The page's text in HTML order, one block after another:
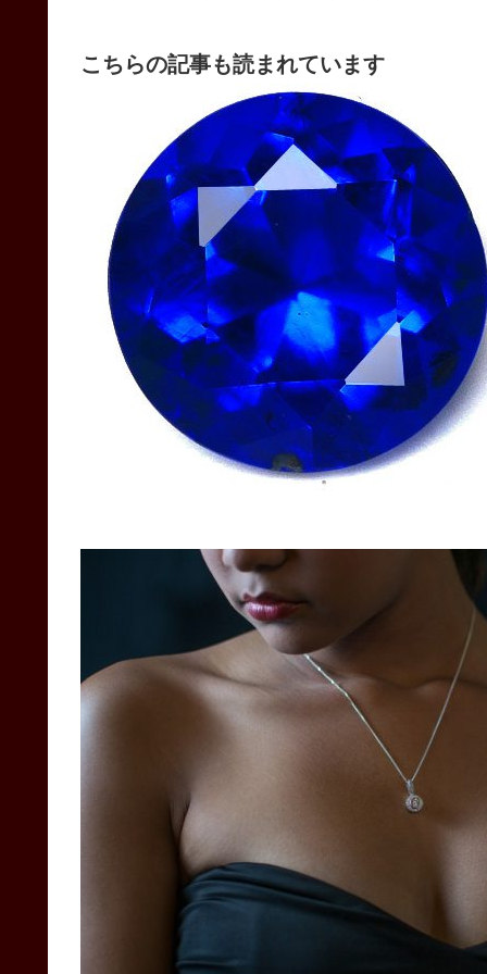
こちらの記事も読まれています